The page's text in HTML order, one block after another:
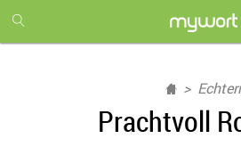
month
free
Prachtvoll